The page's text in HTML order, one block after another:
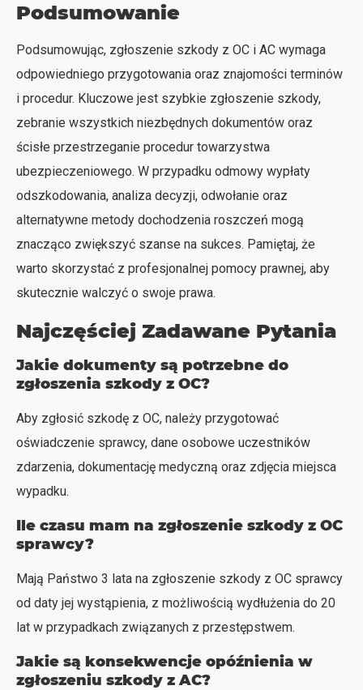
Podsumowanie
Podsumowując, zgłoszenie szkody z OC i AC wymaga
odpowiedniego przygotowania oraz znajomości terminów
i procedur. Kluczowe jest szybkie zgłoszenie szkody,
zebranie wszystkich niezbędnych dokumentów oraz
ścisłe przestrzeganie procedur towarzystwa
ubezpieczeniowego. W przypadku odmowy wypłaty
odszkodowania, analiza decyzji, odwołanie oraz
alternatywne metody dochodzenia roszczeń mogą
znacząco zwiększyć szanse na sukces. Pamiętaj, że
warto skorzystać z profesjonalnej pomocy prawnej, aby
skutecznie walczyć o swoje prawa.
Najczęściej Zadawane Pytania
Jakie dokumenty są potrzebne do
zgłoszenia szkody z OC?
Aby zgłosić szkodę z OC, należy przygotować
oświadczenie sprawcy, dane osobowe uczestników
zdarzenia, dokumentację medyczną oraz zdjęcia miejsca
wypadku.
Ile czasu mam na zgłoszenie szkody z OC
sprawcy?
Mają Państwo 3 lata na zgłoszenie szkody z OC sprawcy
od daty jej wystąpienia, z możliwością wydłużenia do 20
lat w przypadkach związanych z przestępstwem.
Jakie są konsekwencje opóźnienia w
zgłoszeniu szkody z AC?